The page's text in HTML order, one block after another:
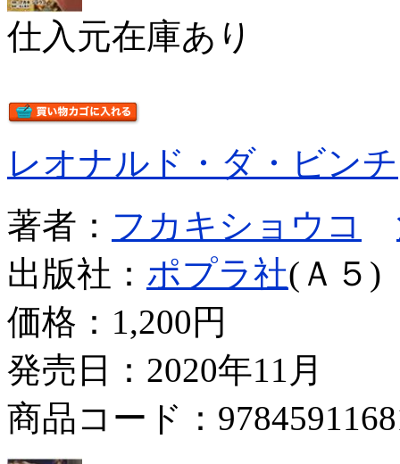
仕入元在庫あり
レオナルド・ダ・ビンチ
著者： フカキショウコ
出版社： ポプラ社(Ａ５)
価格： 1,200円
発売日：2020年11月
商品コード：